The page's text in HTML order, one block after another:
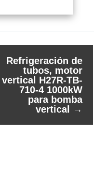
Refrigeración de
tubos, motor
vertical H27R-TB-
710-4 1000kW
para bomba
vertical →